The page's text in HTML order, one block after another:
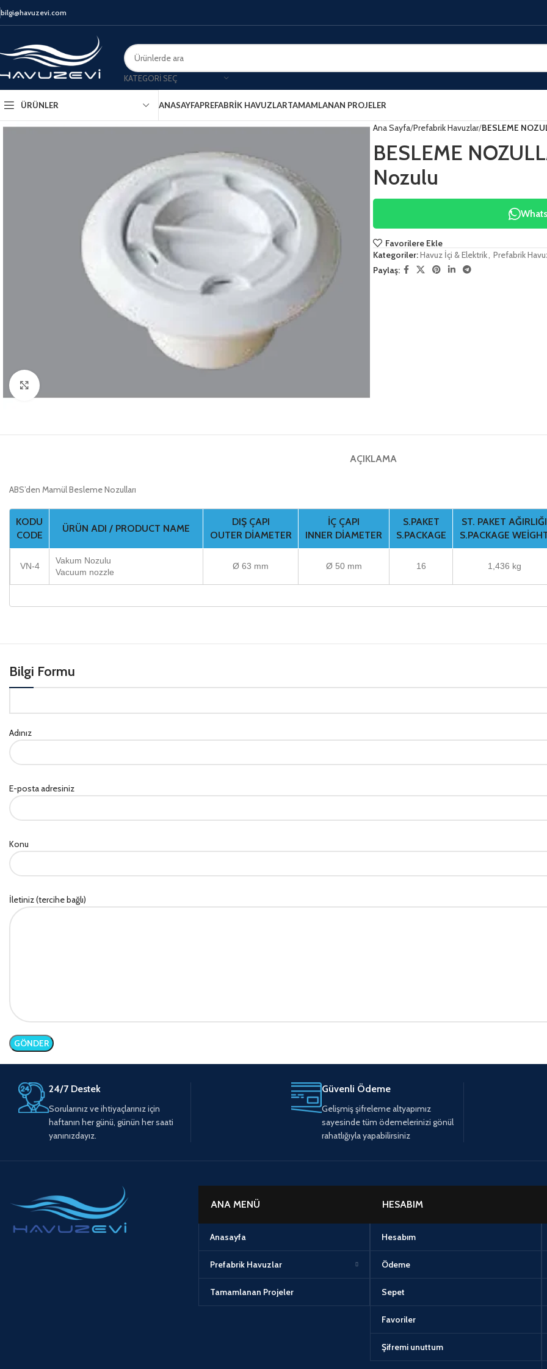
bilgi@havuzevi.com
KATEGORI SEÇ
ÜRÜNLER ANASAYFAPREFABRIK HAVUZLARTAMAMLANAN PROJELER
Ana Sayfa Prefabrik Havuzlar BESLEME
BESLEME
Nozulu
Favorilere Ekle
Kategoriler:Havuz İçi & Elektrik, Prefabrik
Paylaş:
AÇIKLAMA
ABS’den Mamül Besleme Nozulları
KODU
CODE
ÜRÜN ADI / PRODUCT NAME
DIŞ ÇAPI
OUTER DIAMETER
İÇ ÇAPI
INNER DIAMETER
S.PAKET
S.PACKAGE
ST. PAKET AĞIRLIĞI
S.PACKAGE
VN-4
Vakum Nozulu
Vacuum nozzle
Ø 63 mm Ø 50 mm 16 1,436 kg
Bilgi Formu
Adınız
E-posta adresiniz
Konu
İletiniz (tercihe bağlı)
24/7 Destek
Sorularınız ve ihtiyaçlarınız için
haftanın her günü, günün her saati
yanınızdayız.
Güvenli Ödeme
Gelişmiş şifreleme altyapımız
sayesinde tüm ödemelerinizi gönül
rahatlığıyla yapabilirsiniz
ANA MENÜ
Anasayfa
Prefabrik Havuzlar
Tamamlanan Projeler
HESABIM
Hesabım
Ödeme
Sepet
Favoriler
Şifremi unuttum